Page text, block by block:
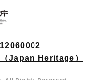
（Japan Heritage）
All Rights Reserved.